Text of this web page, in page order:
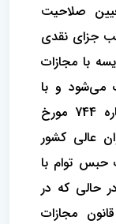
صلاحیت
جزای نقدی
مقام مقایسه با مجازات
می‌شود و با
عنایت به اینکه رای وحدت رویه شماره 744 مورخ
عالی کشور
حبس توام با
حالی که در
پنجم قانون مجازات